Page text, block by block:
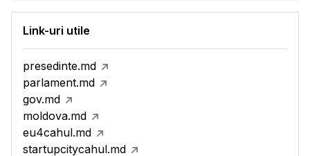
Link-uri utile
presedinte.md
parlament.md
gov.md
moldova.md
eu4cahul.md
startupcitycahul.md